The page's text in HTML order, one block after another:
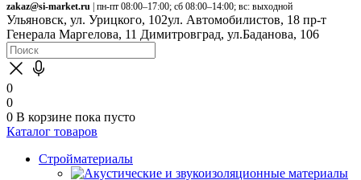
zakaz@si-market.ru | пн-пт 08:00–17:00; сб 08:00–14:00; вс: выходной
Ульяновск, ул. Урицкого, 102ул. Автомобилистов, 18 пр-т
Генерала Маргелова, 11 Димитровград, ул.Баданова, 106
0
0
0 В корзине пока пусто
Каталог товаров
Стройматериалы